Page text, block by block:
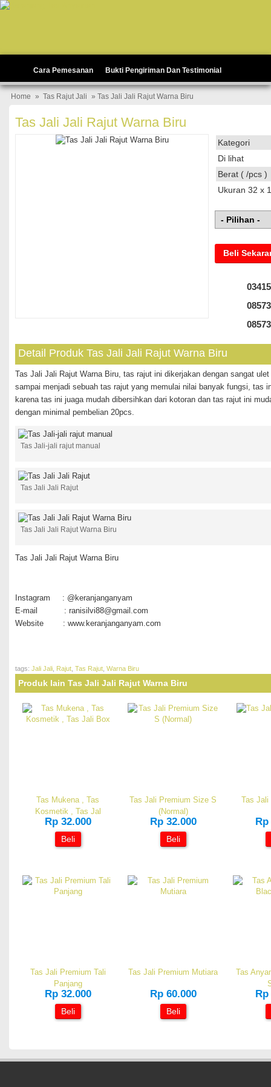
Cara Pemesanan Bukti Pengiriman Dan Testimonial
Home » Tas Rajut Jali » Tas Jali Jali Rajut Warna Biru
Tas Jali Jali Rajut Warna Biru
Kategori
Di lihat
Berat ( /pcs )
Ukuran 32 x
Beli
Detail Produk Tas Jali Jali Rajut Warna Biru
Tas Jali Jali Rajut Warna Biru, tas rajut ini dikerjakan dengan sangat
sampai menjadi sebuah tas rajut yang memulai nilai banyak fungsi, tas
karena tas ini juaga mudah dibersihkan dari kotoran dan tas rajut ini
dengan minimal pembelian 20pcs.
Tas Jali-jali rajut manual
Tas Jali Jali Rajut
Tas Jali Jali Rajut Warna Biru
Tas Jali Jali Rajut Warna Biru
Instagram : @keranjanganyam
E-mail : ranisilvi88@gmail.com
Website : www.keranjanganyam.com
tags: Jali Jali Rajut Tas Rajut Warna Biru
Produk lain Tas Jali Jali Rajut Warna Biru
Tas Mukena , Tas
Kosmetik , Tas Jal
Rp 32.000
Beli
Tas Jali Premium Size S
(Normal)
Rp 32.000
Beli
Tas
Rp
Tas Jali Premium Tali
Panjang
Rp 32.000
Beli
Tas Jali Premium Mutiara
Rp 60.000
Beli
Tas
Rp